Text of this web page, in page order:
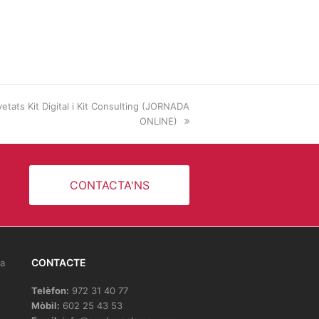
Kit Digital i Kit Consulting (JORNADA
ONLINE)
CONTACTA'NS
CONTACTE
Telèfon: 972 31 40 77
Mòbil: 602 25 43 53